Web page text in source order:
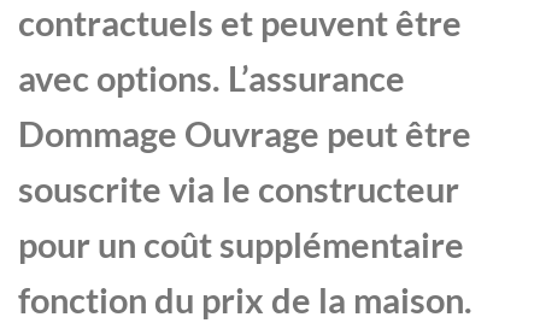
contractuels et peuvent être
avec options. L’assurance
Dommage Ouvrage peut être
souscrite via le constructeur
pour un coût supplémentaire
fonction du prix de la maison.